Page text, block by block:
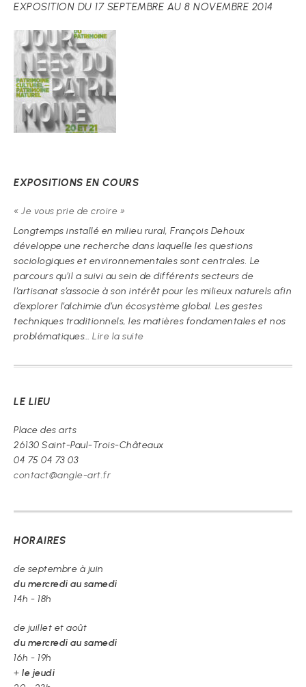
EXPOSITION DU 17 SEPTEMBRE AU 8 NOVEMBRE 2014
EXPOSITIONS EN COURS
« Je vous prie de croire »
Longtemps installé en milieu rural, François Dehoux
développe une recherche dans laquelle les questions
sociologiques et environnementales sont centrales. Le
parcours qu’il a suivi au sein de différents secteurs de
l’artisanat s’associe à son intérêt pour les milieux naturels afin
d’explorer l’alchimie d’un écosystème global. Les gestes
techniques traditionnels, les matières fondamentales et nos
problématiques… Lire la suite:
vous
LE LIEU
Place des arts
26130 Saint-Paul-Trois-Châteaux
04 75 04 73 03
contact@angle-art.fr
HORAIRES
de septembre à juin
du mercredi au samedi
14h - 18h
de juillet et août
du mercredi au samedi
16h - 19h
+ le jeudi